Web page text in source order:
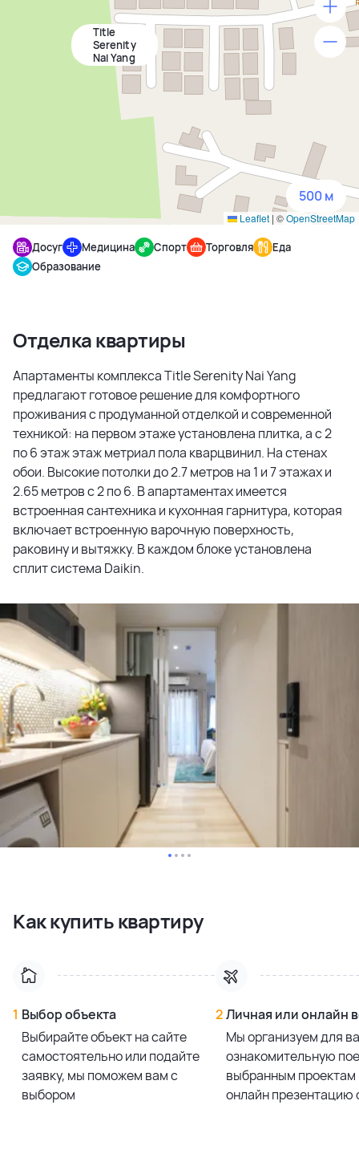
Title
Serenity
Nai Yang
Leaflet | ©OpenStreetMap
500 м
500 м
1500 м
5 км
Досуг Медицина Спорт Торговля
Еда
Образование
Отделка квартиры
Апартаменты комплекса Title Serenity Nai Yang
предлагают готовое решение для комфортного
проживания с продуманной отделкой и современной
техникой: на первом этаже установлена плитка, а с 2
по 6 этаж этаж метриал пола кварцвинил. На стенах
обои. Высокие потолки до 2.7 метров на 1 и 7 этажах и
2.65 метров с 2 по 6. В апартаментах имеется
встроенная сантехника и кухонная гарнитура, которая
включает встроенную варочную поверхность,
раковину и вытяжку. В каждом блоке установлена
сплит система Daikin.
Как купить квартиру
1 Выбор объекта
Выбирайте объект на сайте
самостоятельно или подайте
заявку, мы поможем вам с
выбором
2Личная или онлайн
Мы организуем для
ознакомительную
выбранным проектам
онлайн презентацию